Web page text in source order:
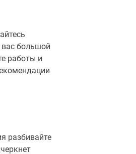
вас большой
работы и
разбивайте